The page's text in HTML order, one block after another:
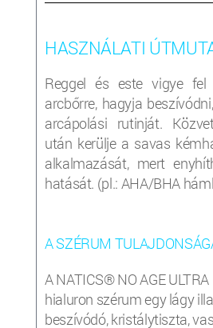
HASZNÁLATI
Reggel és este vigye
arcbőrre, hagyja
arcápolási rutinját.
után kerülje a savas
alkalmazását, mert
hatását. (pl.: AHA/BHA
A SZÉRUM
A NATICS® NO AGE ULTRA
hialuron szérum egy lágy
beszívódó, kristálytiszta,